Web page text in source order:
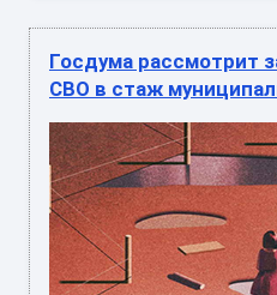
Госдума рассмотрит
СВО в стаж